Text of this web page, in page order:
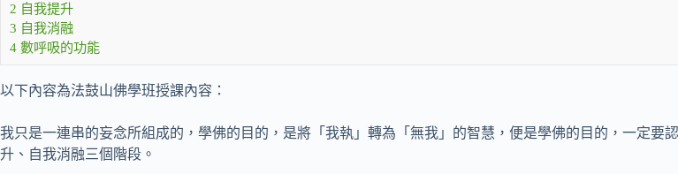
2 自我提升
3 自我消融
4 數呼吸的功能
以下內容為法鼓山佛學班授課內容：
我只是一連串的妄念所組成的，學佛的目的，是將「我執」轉為「無我」的智慧，便是學佛的目的，一定
升、自我消融三個階段。